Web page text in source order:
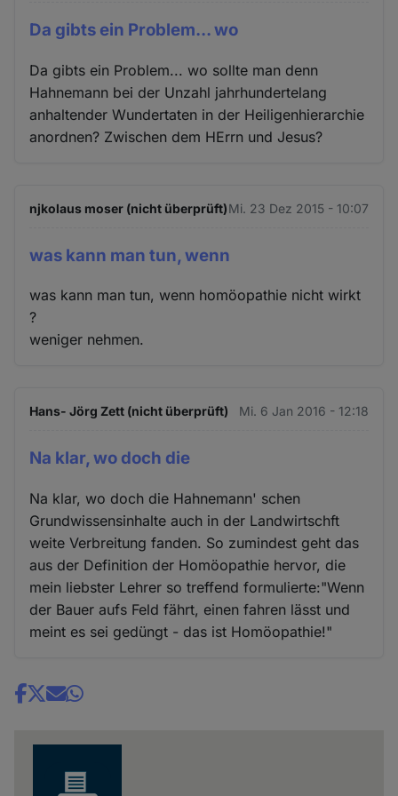
Da gibts ein Problem... wo
Da gibts ein Problem... wo sollte man denn
Hahnemann bei der Unzahl jahrhundertelang
anhaltender Wundertaten in der Heiligenhierarchie
anordnen? Zwischen dem HErrn und Jesus?
njkolaus moser (nicht überprüft)Mi. 23 Dez 2015 - 10:07
was kann man tun, wenn
was kann man tun, wenn homöopathie nicht wirkt
?
weniger nehmen.
Hans- Jörg Zett (nicht überprüft) Mi. 6 Jan 2016 - 12:18
Na klar, wo doch die
Na klar, wo doch die Hahnemann' schen
Grundwissensinhalte auch in der Landwirtschft
weite Verbreitung fanden. So zumindest geht das
aus der Definition der Homöopathie hervor, die
mein liebster Lehrer so treffend formulierte:"Wenn
der Bauer aufs Feld fährt, einen fahren lässt und
meint es sei gedüngt - das ist Homöopathie!"
Share